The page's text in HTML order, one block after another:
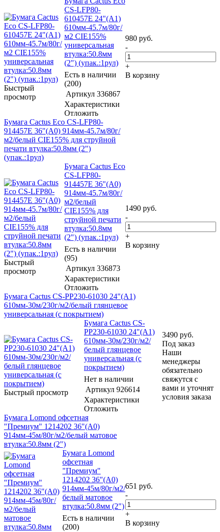
Быстрый
просмотр
CS-LFP80-
610457E 24"(A1)
610мм-45.7м/80г/
м2 CIE155%
универсальная
втулка:50.8мм
(2") (упак.:1рул)
Есть в наличии
(200)
Артикул 336867
Характеристики
Отложить
980 руб.
-
+
В корзину
Бумага Cactus Eco CS-LFP80-
914457E 36"(A0) 914мм-45.7м/80г/
м2/белый CIE155% для струйной
печати втулка:50.8мм (2")
(упак.:1рул)
Быстрый
просмотр
Бумага Cactus Eco
CS-LFP80-
914457E 36"(A0)
914мм-45.7м/80г/
м2/белый
CIE155% для
струйной печати
втулка:50.8мм
(2") (упак.:1рул)
Есть в наличии
(95)
Артикул 336873
Характеристики
Отложить
1490 руб.
-
+
В корзину
Бумага Cactus CS-PP230-61030 24"(A1)
610мм-30м/230г/м2/белый глянцевое
универсальная (с покрытием)
Быстрый просмотр
Бумага Cactus CS-
PP230-61030 24"(A1)
610мм-30м/230г/м2/
белый глянцевое
универсальная (с
покрытием)
Нет в наличии
Артикул 926614
Характеристики
Отложить
3490 руб.
Под заказ
Наши
менеджеры
обязательно
свяжутся с
вами и уточнят
условия заказа
Бумага Lomond офсетная
"Премиум" 1214202 36"(A0)
914мм-45м/80г/м2/белый матовое
втулка:50.8мм (2")
Бумага Lomond
офсетная
"Премиум"
1214202 36"(A0)
914мм-45м/80г/м2/
белый матовое
втулка:50.8мм (2")
Есть в наличии
(200)
651 руб.
-
+
В корзину